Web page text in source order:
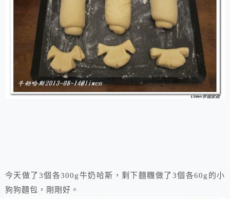
今天做了3個各300g牛奶哈斯，剩下麵糰做了3個各60g的小
狗狗麵包，剛剛好。